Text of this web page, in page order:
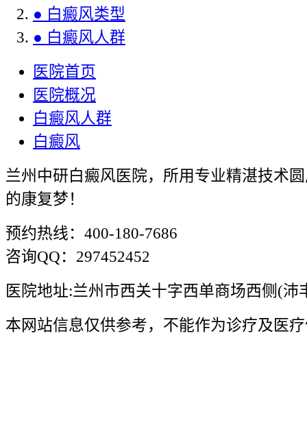
● 白癜风类型
● 白癜风人群
医院首页
医院概况
白癜风人群
白癜风
兰州中研白癜风医院，所用专业精湛技术
的康复梦！
预约热线：400-180-7686
咨询QQ：297452452
医院地址:兰州市西关十字西单商场西侧(沛
本网站信息仅供参考，不能作为诊疗及医